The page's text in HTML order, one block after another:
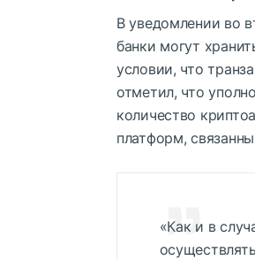
В уведомлении во
банки могут
условии, что
отметил, что
количество
платформ,
«Как и в